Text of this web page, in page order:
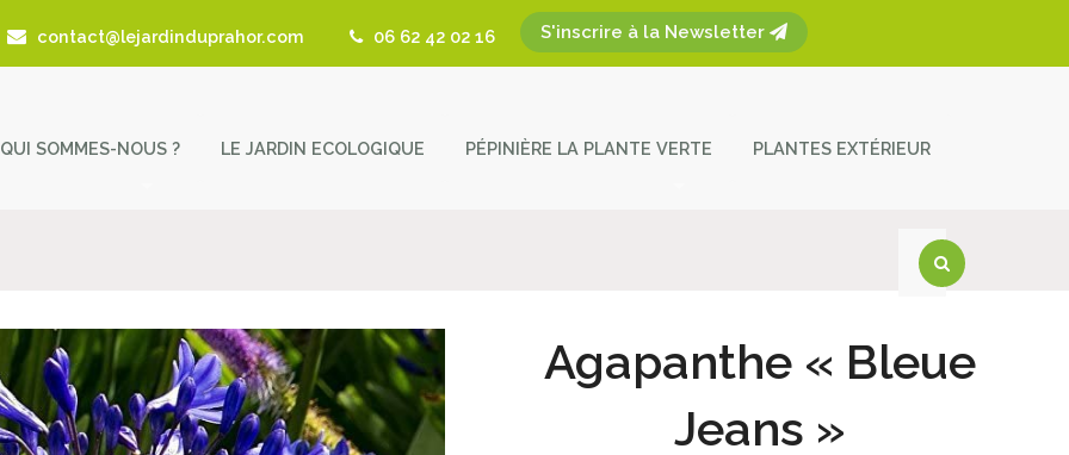
contact@lejardinduprahor.com 06 62 42 02 16 S'inscrire à la Newsletter
QUI SOMMES-NOUS ?
Actualités
Revue de presse
Coup de Coeur – Liens utiles
LE JARDIN ECOLOGIQUE PÉPINIÈRE LA PLANTE VERTE PLANTES EXTÉRIEUR
Agapanthe « Bleue
Jeans »